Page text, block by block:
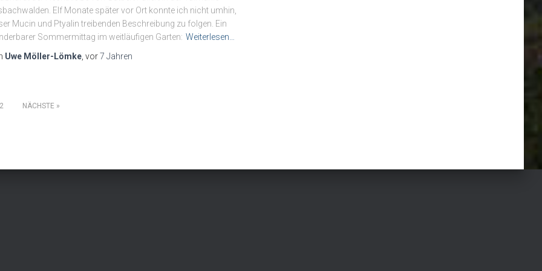
Elf Monate später vor Ort konnte ich nicht umhin,
Mucin und Ptyalin treibenden Beschreibung zu folgen. Ein
Sommermittag im weitläufigen Garten: Weiterlesen…
Uwe Möller-Lömke , vor7 Jahren
2 NÄCHSTE